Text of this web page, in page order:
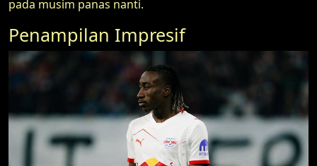
pada musim panas nanti.
Penampilan Impresif